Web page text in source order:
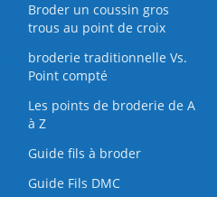
Broder un coussin gros
trous au point de croix
broderie traditionnelle Vs.
Point compté
Les points de broderie de A
à Z
Guide fils à broder
Guide Fils DMC